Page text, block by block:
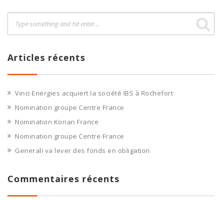
Articles récents
Vinci Energies acquiert la société IBS à Rochefort
Nomination groupe Centre France
Nomination Korian France
Nomination groupe Centre France
Generali va lever des fonds en obligation
Commentaires récents